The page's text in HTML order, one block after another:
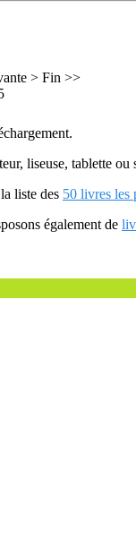
> Fin >>
liseuse, tablette ou
liste des 50 livres les
également de